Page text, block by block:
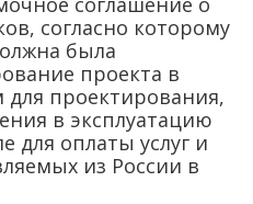
согласно которому
была
проекта в
проектирования,
в эксплуатацию
для оплаты услуг и
из России в